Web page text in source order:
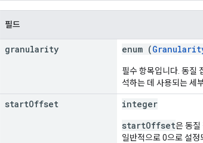
필드
granularity enum (
필수 항목입니다. 동질
석하는 데 사용되는 세
startOffset
integer
startOffset은 동질
일반적으로 0으로 설정